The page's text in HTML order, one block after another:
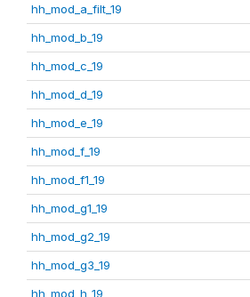
hh_mod_a_filt_19
hh_mod_b_19
hh_mod_c_19
hh_mod_d_19
hh_mod_e_19
hh_mod_f_19
hh_mod_f1_19
hh_mod_g1_19
hh_mod_g2_19
hh_mod_g3_19
hh_mod_h_19